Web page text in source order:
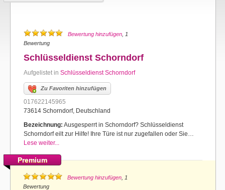
Bewertung hinzufügen , 1
Bewertung
Schlüsseldienst Schorndorf
Aufgelistet in Schlüsseldienst Schorndorf
Zu Favoriten hinzufügen
017622145965
73614 Schorndorf, Deutschland
Bezeichnung: Ausgesperrt in Schorndorf? Schlüsseldienst
Schorndorf eilt zur Hilfe! Ihre Türe ist nur zugefallen oder Sie…
Lese weiter...
Premium
Bewertung hinzufügen , 1
Bewertung